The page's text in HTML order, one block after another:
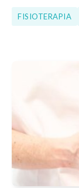
FISIOTERAPIA